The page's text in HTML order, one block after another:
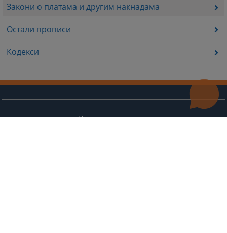
Закони о платама и другим накнадама
Остали прописи
Кодекси
Корисни линкови